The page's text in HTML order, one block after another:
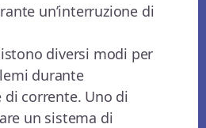
un’interruzione di
diversi modi per
durante
di corrente. Uno di
un sistema di